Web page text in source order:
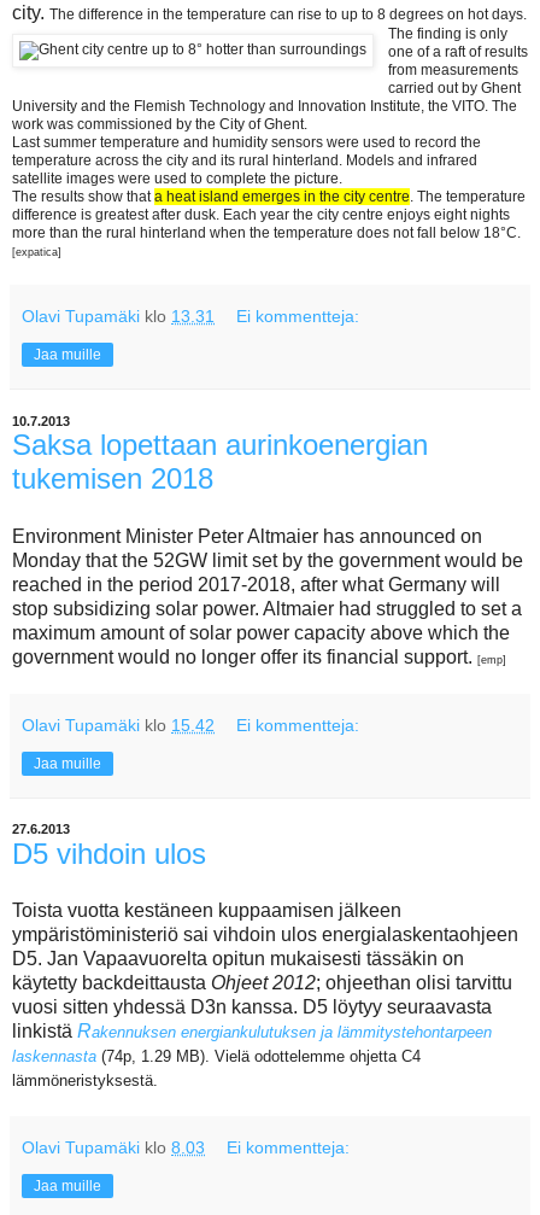
city. The difference in the temperature can rise to up to 8 degrees on hot days.
The finding is only
one of a raft of results
from measurements
carried out by Ghent
University and the Flemish Technology and Innovation Institute, the VITO. The
work was commissioned by the City of Ghent.
Last summer temperature and humidity sensors were used to record the
temperature across the city and its rural hinterland. Models and infrared
satellite images were used to complete the picture.
The results show thata heat island emerges in the city centre . The temperature
difference is greatest after dusk. Each year the city centre enjoys eight nights
more than the rural hinterland when the temperature does not fall below 18°C.
[expatica]
Olavi Tupamäki klo 13.31 Ei kommentteja:
Jaa muille
10.7.2013
Saksa lopettaan aurinkoenergian
tukemisen 2018
Environment Minister Peter Altmaier has announced on
Monday that the 52GW limit set by the government would be
reached in the period 2017-2018, after what Germany will
stop subsidizing solar power. Altmaier had struggled to set a
maximum amount of solar power capacity above which the
government would no longer offer its financial support. [emp]
Olavi Tupamäki klo 15.42 Ei kommentteja:
Jaa muille
27.6.2013
D5 vihdoin ulos
Toista vuotta kestäneen kuppaamisen jälkeen
ympäristöministeriö sai vihdoin ulos energialaskentaohjeen
D5. Jan Vapaavuorelta opitun mukaisesti tässäkin on
käytetty backdeittausta Ohjeet 2012; ohjeethan olisi tarvittu
vuosi sitten yhdessä D3n kanssa. D5 löytyy seuraavasta
linkistä Rakennuksen energiankulutuksen ja lämmitystehontarpeen
laskennasta (74p, 1.29 MB). Vielä odottelemme ohjetta C4
lämmöneristyksestä.
Olavi Tupamäki klo 8.03 Ei kommentteja:
Jaa muille